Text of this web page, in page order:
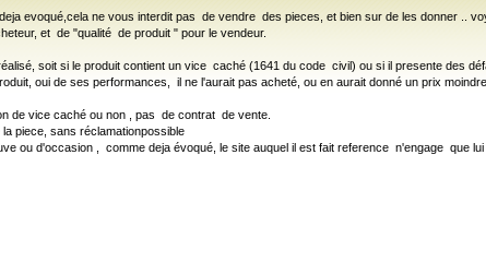
evoqué,cela ne vous interdit pas de vendre des pieces, et bien sur de les donner ..
et de "qualité de produit " pour le vendeur.
soit si le produit contient un vice caché (1641 du code civil) ou si il presente des
oui de ses performances, il ne l'aurait pas acheté, ou en aurait donné un prix
de vice caché ou non , pas de contrat de vente.
piece, sans réclamationpossible
ou d'occasion , comme deja évoqué, le site auquel il est fait reference n'engage que lui